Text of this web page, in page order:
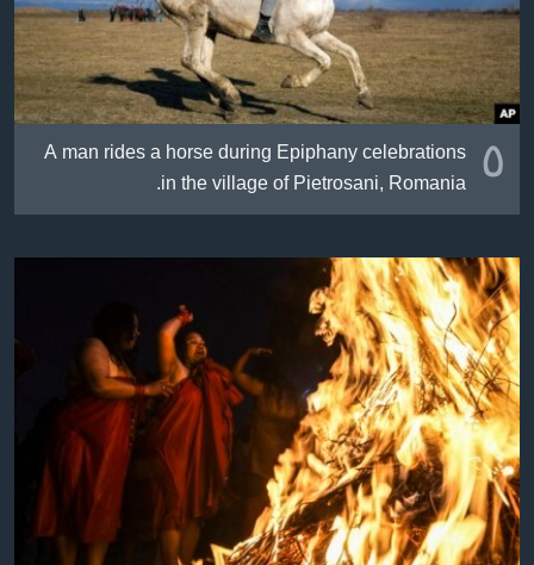
ژیان لە فەرهەنگدا
Learning English
FOLLOW US
زمانه‌کان
٥ A man rides a horse during Epiphany celebrations
in the village of Pietrosani, Romania.